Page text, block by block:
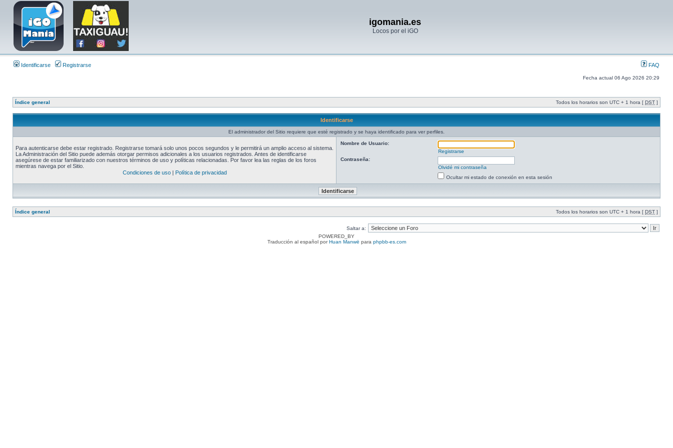
igomania.es
Locos por el iGO
Identificarse Registrarse FAQ
Fecha actual 06 Ago 2026 20:29
Índice general Todos los horarios son UTC + 1 hora [ DST ]
Identificarse
El administrador del Sitio requiere que esté registrado y se haya identificado para ver perfiles.
Para autenticarse debe estar registrado. Registrarse tomará solo unos pocos segundos y le permitirá un amplio acceso al sistema.
La Administración del Sitio puede además otorgar permisos adicionales a los usuarios registrados. Antes de identificarse
asegúrese de estar familiarizado con nuestros términos de uso y políticas relacionadas. Por favor lea las reglas de los foros
mientras navega por el Sitio.
Condiciones de uso| Política de privacidad
Nombre de Usuario:
Registrarse
Contraseña:
Olvidé mi contraseña
Ocultar mi estado de conexión en esta sesión
Índice general Todos los horarios son UTC + 1 hora [ DST ]
Saltar a:
POWERED_BY
Traducción al español porHuan Manwë para phpbb-es.com